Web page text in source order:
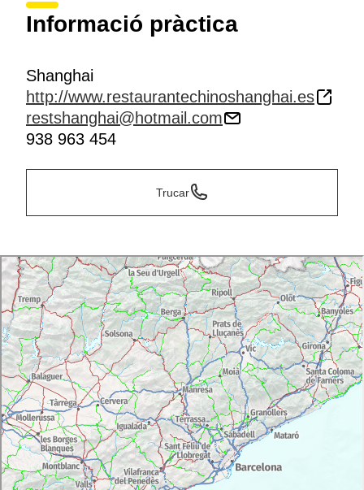
Informació pràctica
Shanghai
http://www.restaurantechinoshanghai.es
restshanghai@hotmail.com
938 963 454
Trucar